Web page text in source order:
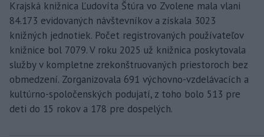
Krajská knižnica Ľudovíta Štúra vo Zvolene mala vlani
84.173 evidovaných návštevníkov a získala 3023
knižných jednotiek. Počet registrovaných používateľov
knižnice bol 7079. V roku 2025 už knižnica poskytovala
služby v kompletne zrekonštruovaných priestoroch bez
obmedzení. Zorganizovala 691 výchovno-vzdelávacích a
kultúrno-spoločenských podujatí, z toho bolo 513 pre
deti do 15 rokov a 178 pre dospelých.